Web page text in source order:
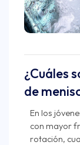
¿Cuáles
de
En los
con mayor
rotación,